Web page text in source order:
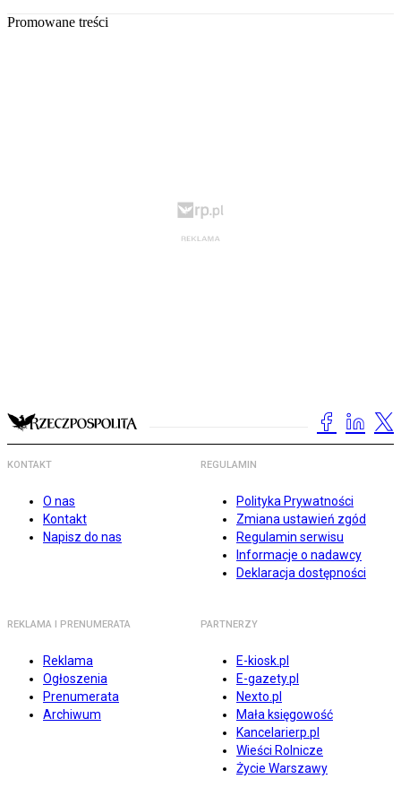
Promowane treści
KONTAKT
O nas
Kontakt
Napisz do nas
REGULAMIN
Polityka Prywatności
Zmiana ustawień zgód
Regulamin serwisu
Informacje o nadawcy
Deklaracja dostępności
REKLAMA I PRENUMERATA
Reklama
Ogłoszenia
Prenumerata
Archiwum
PARTNERZY
E-kiosk.pl
E-gazety.pl
Nexto.pl
Mała księgowość
Kancelarierp.pl
Wieści Rolnicze
Życie Warszawy